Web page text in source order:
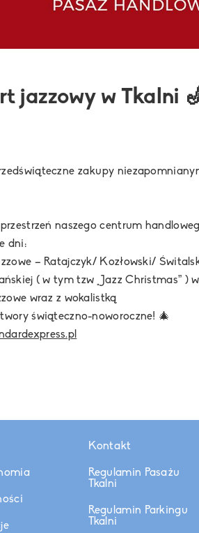
jazzowy w Tkalni
zakupy
naszego centrum
dni:
– Ratajczyk/ Kozłowski/
( w tym tzw „Jazz Christmas” )
wraz z wokalistką
świąteczno-noworoczne! 🎄
Kontakt
Regulamin Pasażu
Tkalni
Regulamin Parkingu
Tkalni